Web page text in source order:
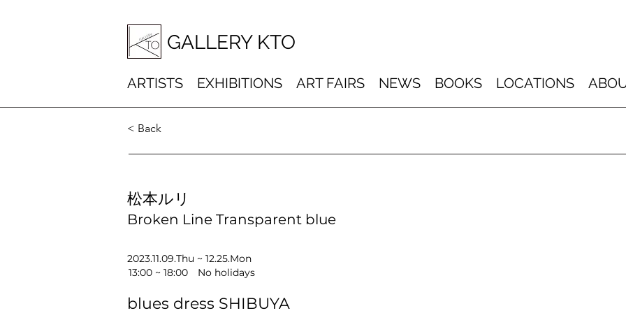
GALLERY KTO
ARTISTS EXHIBITIONS ART FAIRS NEWS BOOKS LOCATIONS
< Back
松本ルリ
Broken Line Transparent blue
2023.11.09.Thu ~ 12.25.Mon
13:00 ~ 18:00 No holidays
blues dress SHIBUYA